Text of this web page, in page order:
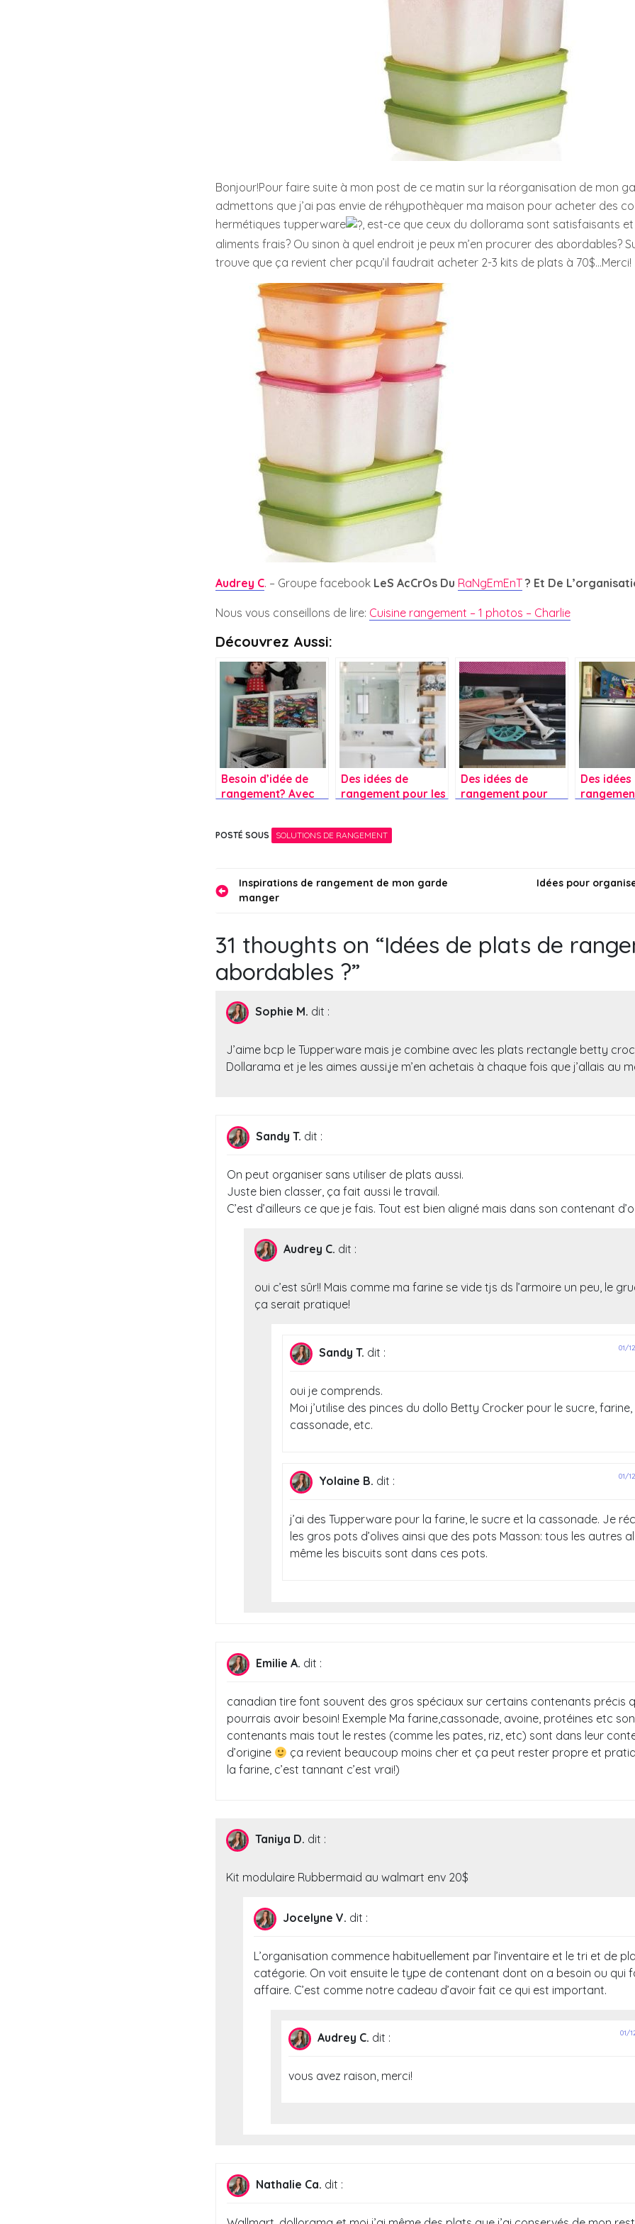
Bonjour!Pour faire suite à mon post de ce matin sur la réorganisation de mon
admettons que j’ai pas envie de réhypothèquer ma maison pour acheter des
hermétiques tupperware
, est-ce que ceux du dollorama sont satisfaisants
aliments frais? Ou sinon à quel endroit je peux m’en procurer des abordables?
trouve que ça revient cher pcqu’il faudrait acheter 2-3 kits de plats à 70$…Merci!
Audrey C. – Groupe facebook LeS AcCrOs Du RaNgEmEnT ? Et De
Nous vous conseillons de lire: Cuisine rangement – 1 photos – Charlie
Découvrez Aussi:
Besoin d’idée de
rangement? Avec
moderne
Des idées de
rangement pour les
Des idées de
rangement pour
Des idées
POSTÉ SOUS SOLUTIONS DE RANGEMENT
Navigation
l’article
Inspirations de rangement de mon garde
manger
Idées pour
31 thoughts on “Idées de plats de
abordables ?”
Sophie M. dit :
J’aime bcp le Tupperware mais je combine avec les plats rectangle betty
Dollarama et je les aimes aussi,je m’en achetais à chaque fois que j’allais au
Sandy T. dit :
On peut organiser sans utiliser de plats aussi.
Juste bien classer, ça fait aussi le travail.
C’est d’ailleurs ce que je fais. Tout est bien aligné mais dans son contenant
Audrey C. dit :
oui c’est sûr!! Mais comme ma farine se vide tjs ds l’armoire un peu, le
ça serait pratique!
Sandy T. dit : 01/
oui je comprends.
Moi j’utilise des pinces du dollo Betty Crocker pour le sucre, farine,
cassonade, etc.
Yolaine B. dit : 01/
j’ai des Tupperware pour la farine, le sucre et la cassonade. Je
les gros pots d’olives ainsi que des pots Masson: tous les autres
même les biscuits sont dans ces pots.
Emilie A. dit :
canadian tire font souvent des gros spéciaux sur certains contenants précis
pourrais avoir besoin! Exemple Ma farine,cassonade, avoine, protéines etc
contenants mais tout le restes (comme les pates, riz, etc) sont dans leur
d’origine
ça revient beaucoup moins cher et ça peut rester propre et
la farine, c’est tannant c’est vrai!)
Taniya D. dit :
Kit modulaire Rubbermaid au walmart env 20$
Jocelyne V. dit :
L’organisation commence habituellement par l’inventaire et le tri et de
catégorie. On voit ensuite le type de contenant dont on a besoin ou qui
affaire. C’est comme notre cadeau d’avoir fait ce qui est important.
Audrey C. dit : 01/
vous avez raison, merci!
Nathalie Ca. dit :